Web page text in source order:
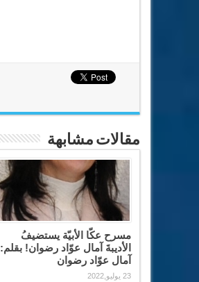
مقالات مشابهة
مسرح عكّا الأبيّة يستضيفُ
الأديبةَ آمال عوّاد رضوان! بقلم:
آمال عوّاد رضوان
23 يوليو,2022